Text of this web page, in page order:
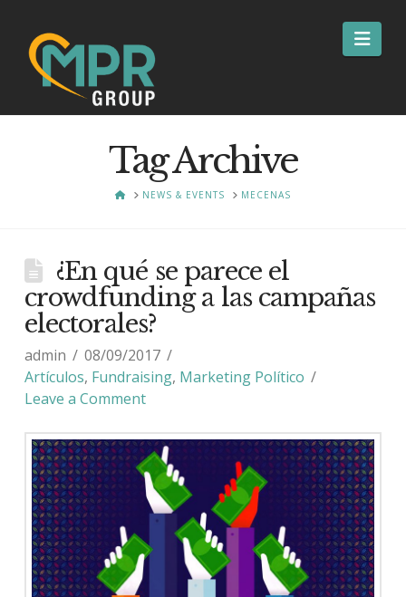
Tag Archive
HOMENEWS & EVENTS MECENAS
¿En qué se parece el
crowdfunding a las campañas
electorales?
admin
08/09/2017
Artículos, Fundraising, Marketing Político
Leave a Comment